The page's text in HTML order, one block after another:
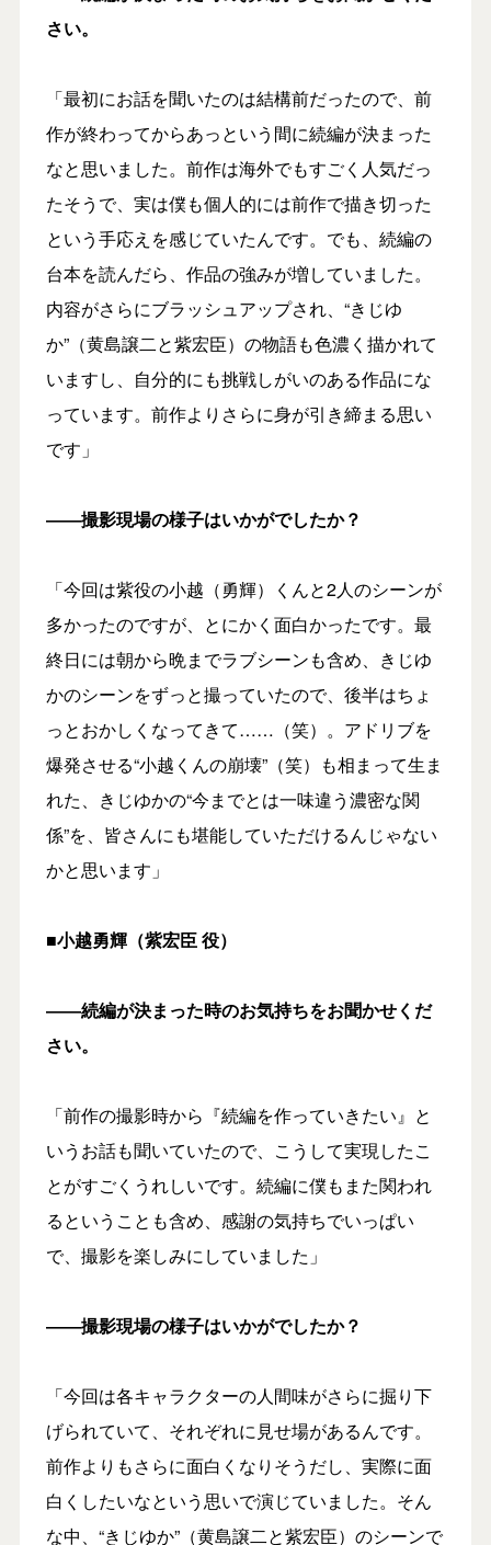
さい。
「最初にお話を聞いたのは結構前だったので、前
作が終わってからあっという間に続編が決まった
なと思いました。前作は海外でもすごく人気だっ
たそうで、実は僕も個人的には前作で描き切った
という手応えを感じていたんです。でも、続編の
台本を読んだら、作品の強みが増していました。
内容がさらにブラッシュアップされ、“きじゆ
か”（黄島譲二と紫宏臣）の物語も色濃く描かれて
いますし、自分的にも挑戦しがいのある作品にな
っています。前作よりさらに身が引き締まる思い
です」
――撮影現場の様子はいかがでしたか？
「今回は紫役の小越（勇輝）くんと2人のシーンが
多かったのですが、とにかく面白かったです。最
終日には朝から晩までラブシーンも含め、きじゆ
かのシーンをずっと撮っていたので、後半はちょ
っとおかしくなってきて……（笑）。アドリブを
爆発させる“小越くんの崩壊”（笑）も相まって生ま
れた、きじゆかの“今までとは一味違う濃密な関
係”を、皆さんにも堪能していただけるんじゃない
かと思います」
■小越勇輝（紫宏臣 役）
――続編が決まった時のお気持ちをお聞かせくだ
さい。
「前作の撮影時から『続編を作っていきたい』と
いうお話も聞いていたので、こうして実現したこ
とがすごくうれしいです。続編に僕もまた関われ
るということも含め、感謝の気持ちでいっぱい
で、撮影を楽しみにしていました」
――撮影現場の様子はいかがでしたか？
「今回は各キャラクターの人間味がさらに掘り下
げられていて、それぞれに見せ場があるんです。
前作よりもさらに面白くなりそうだし、実際に面
白くしたいなという思いで演じていました。そん
な中、“きじゆか”（黄島譲二と紫宏臣）のシーンで